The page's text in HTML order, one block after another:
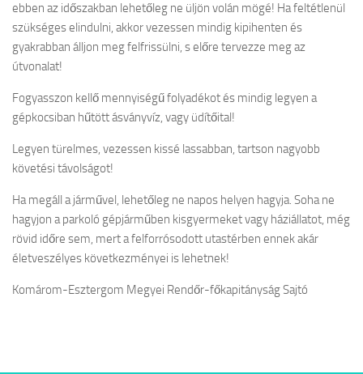
ebben az időszakban lehetőleg ne üljön volán mögé! Ha feltétlenül
szükséges elindulni, akkor vezessen mindig kipihenten és
gyakrabban álljon meg felfrissülni, s előre tervezze meg az
útvonalat!
Fogyasszon kellő mennyiségű folyadékot és mindig legyen a
gépkocsiban hűtött ásványvíz, vagy üdítőital!
Legyen türelmes, vezessen kissé lassabban, tartson nagyobb
követési távolságot!
Ha megáll a járművel, lehetőleg ne napos helyen hagyja. Soha ne
hagyjon a parkoló gépjárműben kisgyermeket vagy háziállatot, még
rövid időre sem, mert a felforrósodott utastérben ennek akár
életveszélyes következményei is lehetnek!
Komárom-Esztergom Megyei Rendőr-főkapitányság Sajtó